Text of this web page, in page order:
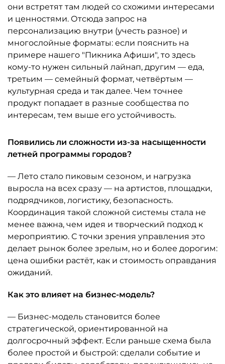
они встретят там людей со схожими интересами
и ценностями. Отсюда запрос на
персонализацию внутри (учесть разное) и
многослойные форматы: если пояснить на
примере нашего "Пикника Афиши", то здесь
кому-то нужен сильный лайнап, другим — еда,
третьим — семейный формат, четвёртым —
культурная среда и так далее. Чем точнее
продукт попадает в разные сообщества по
интересам, тем выше его устойчивость.
Появились ли сложности из-за насыщенности
летней программы городов?
— Лето стало пиковым сезоном, и нагрузка
выросла на всех сразу — на артистов, площадки,
подрядчиков, логистику, безопасность.
Координация такой сложной системы стала не
менее важна, чем идея и творческий подход к
мероприятию. С точки зрения управления это
делает рынок более зрелым, но и более дорогим:
цена ошибки растёт, как и стоимость оправдания
ожиданий.
Как это влияет на бизнес-модель?
— Бизнес-модель становится более
стратегической, ориентированной на
долгосрочный эффект. Если раньше схема была
более простой и быстрой: сделали событие и